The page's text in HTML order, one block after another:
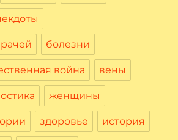
болезни
война вены
женщины
здоровье история